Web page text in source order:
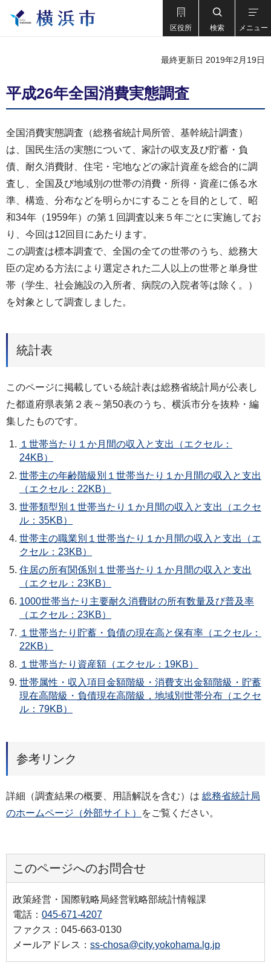
区役所 検索 メニュー
最終更新日 2019年2月19日
平成26年全国消費実態調査
全国消費実態調査（総務省統計局所管、基幹統計調査）
は、国民生活の実態について、家計の収支及び貯蓄・負
債、耐久消費財、住宅・宅地などの家計資産を総合的に調
査し、全国及び地域別の世帯の消費・所得・資産に係る水
準、構造、分布などを明らかにすることを目的として、昭
和34年（1959年）の第１回調査以来５年ごとに実施してお
り、今回は12回目にあたります。
この調査は標本調査で、全国の全ての世帯のうち、総務大
臣の定める方法により選定された二人以上の世帯と単身世
帯（学生、社会施設の入所者、病院の入院者等は除く。）
を対象として調査しました。
統計表
このページに掲載している統計表は総務省統計局が公表し
た都道府県表第２表～第50表のうち、横浜市分を抜粋・編
集したものです。
１世帯当たり１か月間の収入と支出（エクセル：
24KB）
世帯主の年齢階級別１世帯当たり１か月間の収入と支出
（エクセル：22KB）
世帯類型別１世帯当たり１か月間の収入と支出（エクセ
ル：35KB）
世帯主の職業別１世帯当たり１か月間の収入と支出（エ
クセル：23KB）
住居の所有関係別１世帯当たり１か月間の収入と支出
（エクセル：23KB）
1000世帯当たり主要耐久消費財の所有数量及び普及率
（エクセル：23KB）
１世帯当たり貯蓄・負債の現在高と保有率（エクセル：
22KB）
１世帯当たり資産額（エクセル：19KB）
世帯属性・収入項目金額階級・消費支出金額階級・貯蓄
現在高階級・負債現在高階級，地域別世帯分布（エクセ
ル：79KB）
参考リンク
詳細（調査結果の概要、用語解説を含む）は 総務省統計局
のホームページ（外部サイト）
をご覧ください。
このページへのお問合せ
政策経営・国際戦略局経営戦略部統計情報課
電話： 045-671-4207
ファクス：045-663-0130
メールアドレス： ss-chosa@city.yokohama.lg.jp